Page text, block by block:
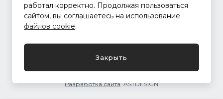
© 2026 Индустрия красоты.
.
Разработка сайтаASTDESIGN
работал корректно. Продолжая пользоваться
сайтом, вы соглашаетесь на использование
файлов cookie.
Закрыть